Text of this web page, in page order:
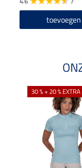
toevoegen
30 % + 20 % EXTRA